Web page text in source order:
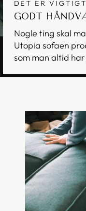
DET ER
GODT
Nogle ting skal
Utopia sofaen
som man altid